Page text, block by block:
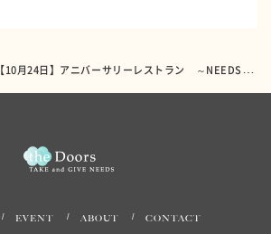
【10月24日】アニバーサリーレストラン ～NEEDS 青山（旧青山迎賓館）～
EVENT ABOUT CONTACT